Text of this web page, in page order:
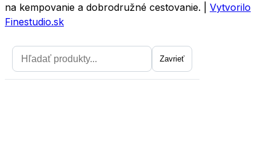
na kempovanie a dobrodružné cestovanie.
Vytvorilo
Finestudio.sk
Zavrieť
Zavrieť